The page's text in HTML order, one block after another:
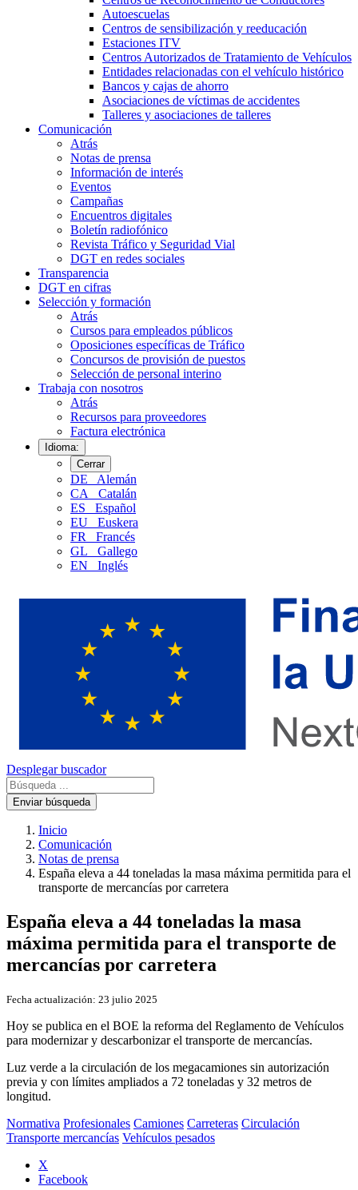
Autoescuelas
Centros de sensibilización y reeducación
Estaciones ITV
Centros Autorizados de Tratamiento de Vehículos
Entidades relacionadas con el vehículo histórico
Bancos y cajas de ahorro
Asociaciones de víctimas de accidentes
Talleres y asociaciones de talleres
Comunicación
Atrás
Notas de prensa
Información de interés
Eventos
Campañas
Encuentros digitales
Boletín radiofónico
Revista Tráfico y Seguridad Vial
DGT en redes sociales
Transparencia
DGT en cifras
Selección y formación
Atrás
Cursos para empleados públicos
Oposiciones específicas de Tráfico
Concursos de provisión de puestos
Selección de personal interino
Trabaja con nosotros
Atrás
Recursos para proveedores
Factura electrónica
Idioma:
Cerrar
DE
Alemán
CA
Catalán
ES
Español
EU
Euskera
FR
Francés
GL
Gallego
EN
Inglés
Desplegar buscador
Enviar búsqueda
Inicio
Comunicación
Notas de prensa
España eleva a 44 toneladas la masa máxima permitida para el
transporte de mercancías por carretera
España eleva a 44 toneladas la masa
máxima permitida para el transporte de
mercancías por carretera
Fecha actualización: 23 julio 2025
Hoy se publica en el BOE la reforma del Reglamento de Vehículos
para modernizar y descarbonizar el transporte de mercancías.
Luz verde a la circulación de los megacamiones sin autorización
previa y con límites ampliados a 72 toneladas y 32 metros de
longitud.
Normativa Profesionales Camiones Carreteras Circulación
Transporte mercancías Vehículos pesados
X
Facebook